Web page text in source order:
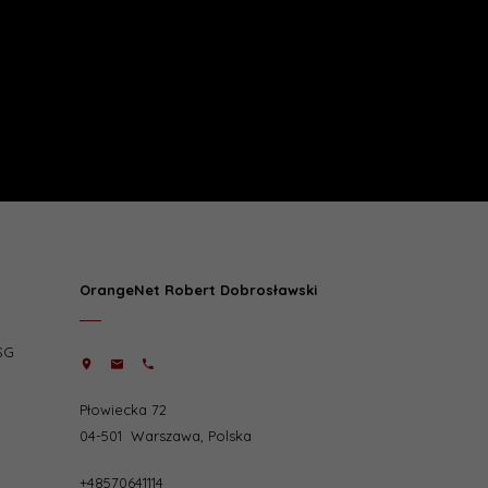
OrangeNet Robert Dobrosławski
Płowiecka 72
04-501 Warszawa Polska
+48570641114